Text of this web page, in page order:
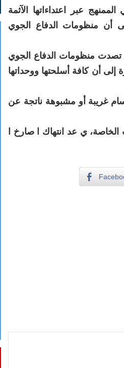
عبر اعتداءاتها الآثمة
أن منظومات الدفاع الجوي
تصدت منظومات الدفاع الجوي
إلى أن كافة أسلحتها ووحداتها
غريبة أو مشبوهة ناتجة عن
ي عد انتهاك ا صارخ ا